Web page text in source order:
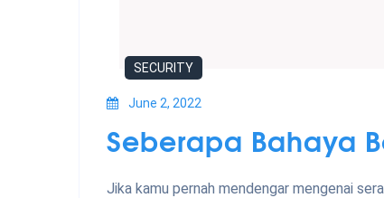
SECURITY
June 2, 2022
Seberapa Bahaya
Jika kamu pernah mendengar mengenai